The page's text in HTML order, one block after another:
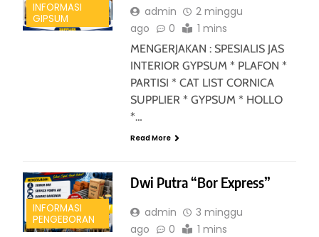
INFORMASI
GIPSUM
admin
2 minggu
ago
0 1 mins
MENGERJAKAN : SPESIALIS JAS
INTERIOR GYPSUM * PLAFON *
PARTISI * CAT LIST CORNICA
SUPPLIER * GYPSUM * HOLLO
*…
Read More
INFORMASI
PENGEBORAN
Dwi Putra “Bor Express”
admin
3 minggu
ago
0 1 mins